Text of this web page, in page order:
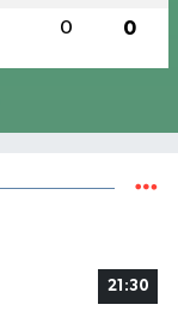
0 0
21:30